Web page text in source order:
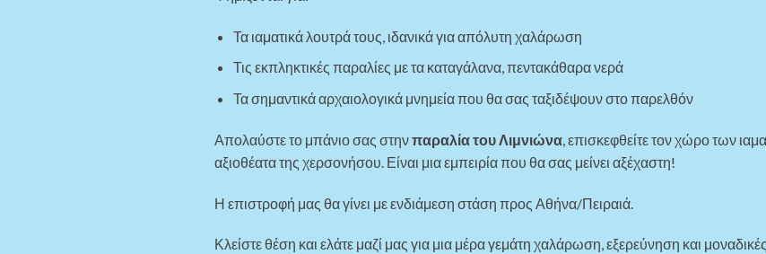
Τα ιαματικά λουτρά τους, ιδανικά για απόλυτη χαλάρωση
Τις εκπληκτικές παραλίες με τα καταγάλανα, πεντακάθαρα νερά
Τα σημαντικά αρχαιολογικά μνημεία που θα σας ταξιδέψουν στο παρελθόν
Απολαύστε το μπάνιο σας στηνπαραλία του Λιμνιώνα , επισκεφθείτε τον χώρο των
αξιοθέατα της χερσονήσου. Είναι μια εμπειρία που θα σας μείνει αξέχαστη!
Η επιστροφή μας θα γίνει με ενδιάμεση στάση προς Αθήνα/Πειραιά.
Κλείστε θέση και ελάτε μαζί μας για μια μέρα γεμάτη χαλάρωση, εξερεύνηση και